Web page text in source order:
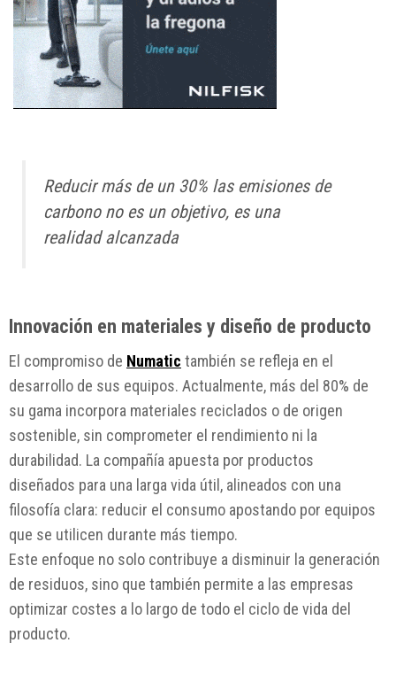
Reducir más de un 30% las emisiones de
carbono no es un objetivo, es una
realidad alcanzada
Innovación en materiales y diseño de producto
El compromiso de Numatic también se refleja en el
desarrollo de sus equipos. Actualmente, más del 80% de
su gama incorpora materiales reciclados o de origen
sostenible, sin comprometer el rendimiento ni la
durabilidad. La compañía apuesta por productos
diseñados para una larga vida útil, alineados con una
filosofía clara: reducir el consumo apostando por equipos
que se utilicen durante más tiempo.
Este enfoque no solo contribuye a disminuir la generación
de residuos, sino que también permite a las empresas
optimizar costes a lo largo de todo el ciclo de vida del
producto.